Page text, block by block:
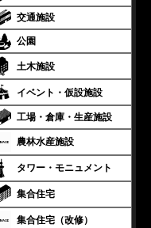
交通施設
公園
土木施設
イベント・仮設施設
工場・倉庫・生産施設
農林水産施設
タワー・モニュメント
集合住宅
集合住宅（改修）